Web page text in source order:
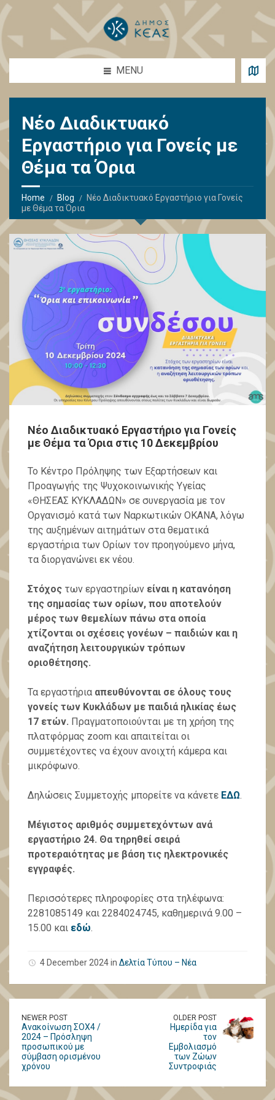
MENU
Νέο Διαδικτυακό
Εργαστήριο για Γονείς με
Θέμα τα Όρια
Home Blog
Νέο Διαδικτυακό Εργαστήριο για Γονείς
με Θέμα τα Όρια
Νέο Διαδικτυακό Εργαστήριο για Γονείς
με Θέμα τα Όρια στις 10 Δεκεμβρίου
Το Κέντρο Πρόληψης των Εξαρτήσεων και
Προαγωγής της Ψυχοκοινωνικής Υγείας
«ΘΗΣΕΑΣ ΚΥΚΛΑΔΩΝ» σε συνεργασία με τον
Οργανισμό κατά των Ναρκωτικών ΟΚΑΝΑ, λόγω
της αυξημένων αιτημάτων στα θεματικά
εργαστήρια των Ορίων τον προηγούμενο μήνα,
τα διοργανώνει εκ νέου.
Στόχος των εργαστηρίων είναι η κατανόηση
της σημασίας των ορίων, που αποτελούν
μέρος των θεμελίων πάνω στα οποία
χτίζονται οι σχέσεις γονέων – παιδιών και η
αναζήτηση λειτουργικών τρόπων
οριοθέτησης.
Τα εργαστήρια απευθύνονται σε όλους τους
γονείς των Κυκλάδων με παιδιά ηλικίας έως
17 ετών. Πραγματοποιούνται με τη χρήση της
πλατφόρμας zoom και απαιτείται οι
συμμετέχοντες να έχουν ανοιχτή κάμερα και
μικρόφωνο.
Δηλώσεις Συμμετοχής μπορείτε να κάνετε ΕΔΩ.
Μέγιστος αριθμός συμμετεχόντων ανά
εργαστήριο 24. Θα τηρηθεί σειρά
προτεραιότητας με βάση τις ηλεκτρονικές
εγγραφές.
Περισσότερες πληροφορίες στα τηλέφωνα:
2281085149 και 2284024745, καθημερινά 9.00 –
15.00 και εδώ.
4 December 2024 in Δελτία Τύπου – Νέα
NEWER POST
Ανακοίνωση ΣΟΧ4 /
2024 – Πρόσληψη
προσωπικού με
σύμβαση ορισμένου
χρόνου
OLDER POST
Ημερίδα για
τον
Εμβολιασμό
των Ζώων
Συντροφιάς